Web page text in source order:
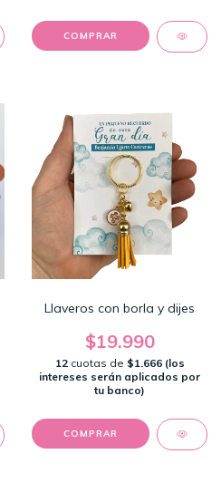
COMPRAR
Llaveros con borla y dijes
$19.990
12 cuotas de $1.666 (los
intereses serán aplicados por
tu banco)
COMPRAR